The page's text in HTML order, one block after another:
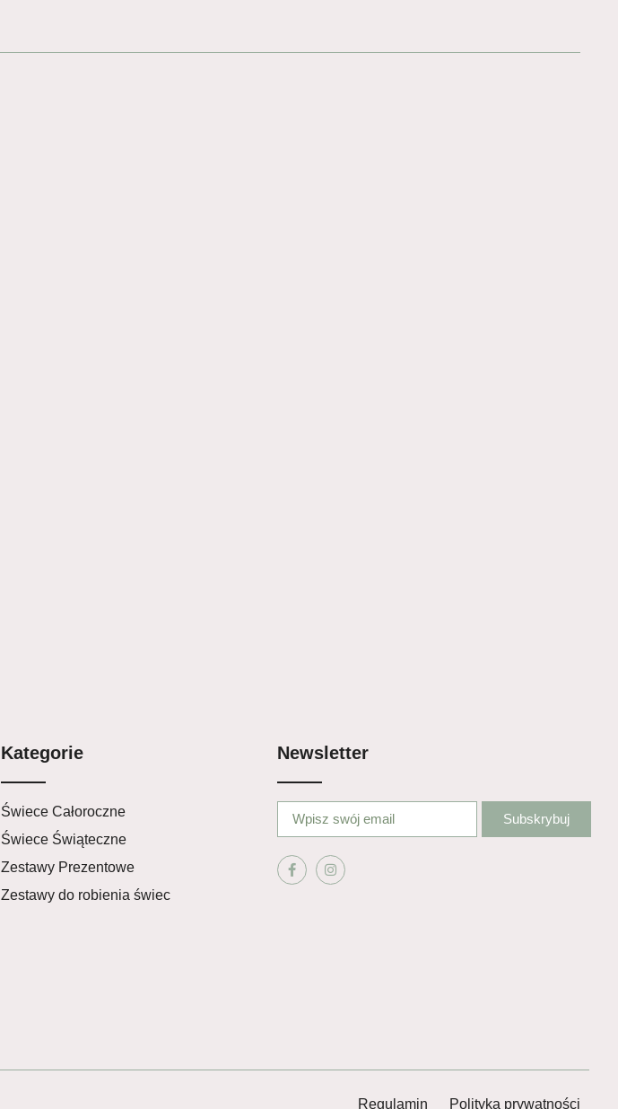
Kategorie
Świece Całoroczne
Świece Świąteczne
Zestawy Prezentowe
Zestawy do robienia świec
Newsletter
Subskrybuj
Regulamin Polityka prywatności